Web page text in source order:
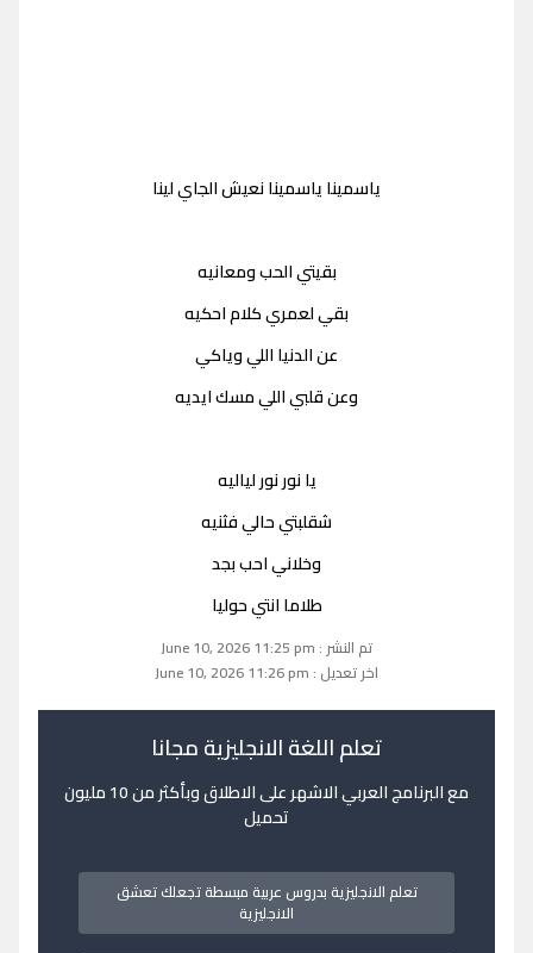
ياسمينا ياسمينا نعيش الجاي لينا
بقيتي الحب ومعانيه
بقي لعمري كلام احكيه
عن الدنيا اللي وياكي
وعن قلبي اللي مسك ايديه
يا نور نور لياليه
شقلبتي حالي فثنيه
وخلاني احب بجد
طلاما انتي حوليا
تم النشر : June 10, 2026 11:25 pm
اخر تعديل : June 10, 2026 11:26 pm
تعلم اللغة الانجليزية مجانا
مع البرنامج العربي الاشهر على الاطلاق وبأكثر من 10 مليون
تحميل
تعلم الانجليزية بدروس عربية مبسطة تجعلك تعشق
الانجليزية